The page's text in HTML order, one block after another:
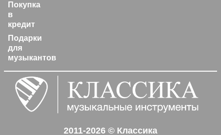
Покупка
в
кредит
Подарки
для
музыкантов
2011-2026 © Классика